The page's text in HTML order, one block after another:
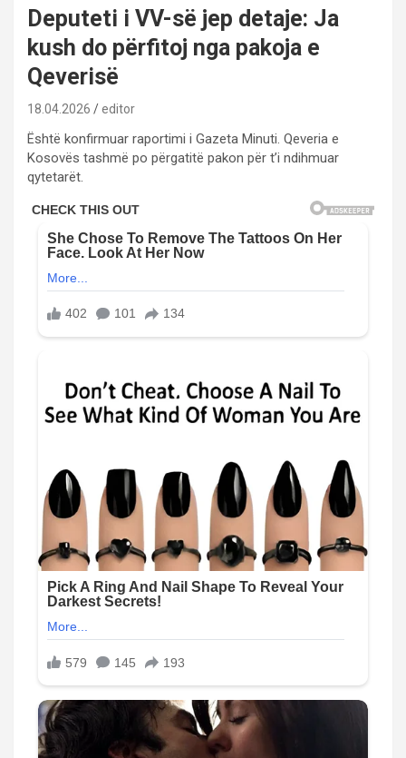
Deputeti i VV-së jep detaje: Ja
kush do përfitoj nga pakoja e
Qeverisë
18.04.2026 editor
Është konfirmuar raportimi i Gazeta Minuti. Qeveria e
Kosovës tashmë po përgatitë pakon për t’i ndihmuar
qytetarët.